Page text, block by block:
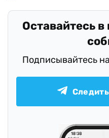
Оставайтесь
Подписывайтесь